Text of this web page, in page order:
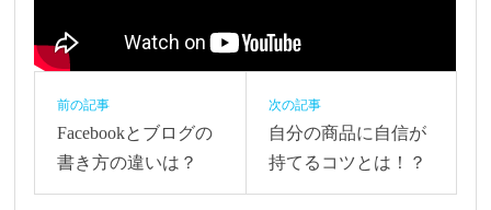
前の記事
Facebookとブログの
書き方の違いは？
次の記事
自分の商品に自信が
持てるコツとは！？